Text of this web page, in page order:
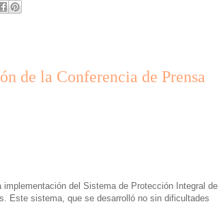
de la Conferencia de Prensa
del Sistema de Protección Integral de
Este sistema, que se desarrolló no sin dificultades